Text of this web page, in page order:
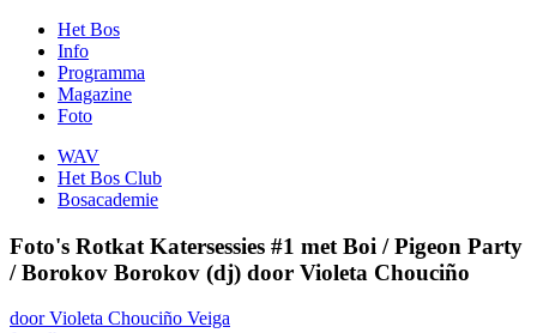
Het Bos
Info
Programma
Magazine
Foto
WAV
Het Bos Club
Bosacademie
Foto's Rotkat Katersessies #1 met Boi / Pigeon Party
/ Borokov Borokov (dj) door Violeta Chouciño
door Violeta Chouciño Veiga